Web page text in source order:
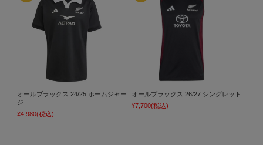
オールブラックス 24/25 ホームジャー
ジ
¥4,980(税込)
オールブラックス 26/27 シングレット
¥7,700(税込)